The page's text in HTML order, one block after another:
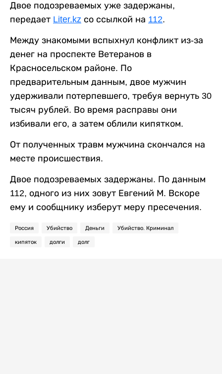
Двое подозреваемых уже задержаны,
передает Liter.kz со ссылкой на 112.
Между знакомыми вспыхнул конфликт из-за
денег на проспекте Ветеранов в
Красносельском районе. По
предварительным данным, двое мужчин
удерживали потерпевшего, требуя вернуть 30
тысяч рублей. Во время расправы они
избивали его, а затем облили кипятком.
От полученных травм мужчина скончался на
месте происшествия.
Двое подозреваемых задержаны. По данным
112, одного из них зовут Евгений М. Вскоре
ему и сообщнику изберут меру пресечения.
Россия Убийство Деньги Убийство. Криминал
кипяток долги долг